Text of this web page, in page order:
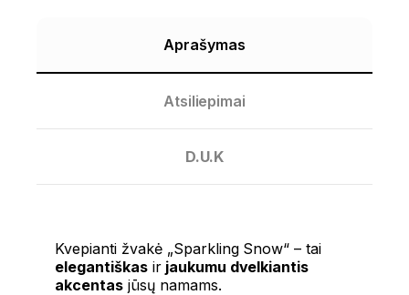
Aprašymas
Atsiliepimai
D.U.K
Kvepianti žvakė „Sparkling Snow“ – tai
elegantiškasirjaukumu dvelkiantis
akcentasjūsų namams.